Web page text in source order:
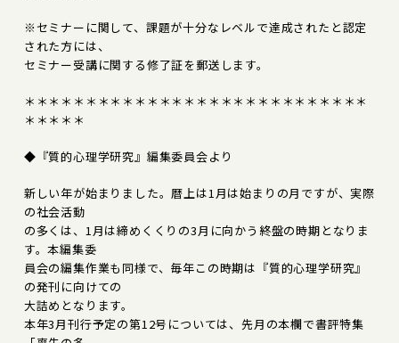
※セミナーに関して、課題が十分なレベルで達成されたと認定
された方には、
セミナー受講に関する修了証を郵送します。
＊＊＊＊＊＊＊＊＊＊＊＊＊＊＊＊＊＊＊＊＊＊＊＊＊＊＊＊
＊＊＊＊＊
◆『質的心理学研究』編集委員会より
新しい年が始まりました。暦上は1月は始まりの月ですが、実際
の社会活動
の多くは、1月は締めくくりの3月に向かう終盤の時期となりま
す。本編集委
員会の編集作業も同様で、毎年この時期は『質的心理学研究』
の発刊に向けての
大詰めとなります。
本年3月刊行予定の第12号については、先月の本欄で書評特集